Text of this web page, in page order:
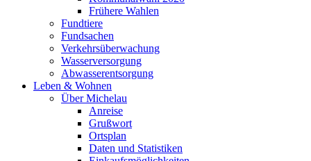
Frühere Wahlen
Fundtiere
Fundsachen
Verkehrsüberwachung
Wasserversorgung
Abwasserentsorgung
Leben & Wohnen
Über Michelau
Anreise
Grußwort
Ortsplan
Daten und Statistiken